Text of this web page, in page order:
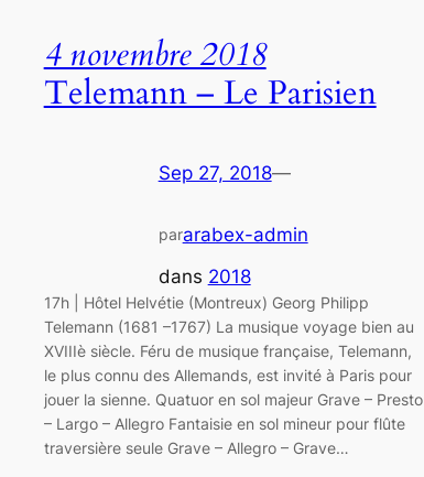
4 novembre 2018
Telemann – Le Parisien
Sep 27, 2018—
pararabex-admin
dans 2018
17h | Hôtel Helvétie (Montreux) Georg Philipp
Telemann (1681 –1767) La musique voyage bien au
XVIIIè siècle. Féru de musique française, Telemann,
le plus connu des Allemands, est invité à Paris pour
jouer la sienne. Quatuor en sol majeur Grave – Presto
– Largo – Allegro Fantaisie en sol mineur pour flûte
traversière seule Grave – Allegro – Grave…